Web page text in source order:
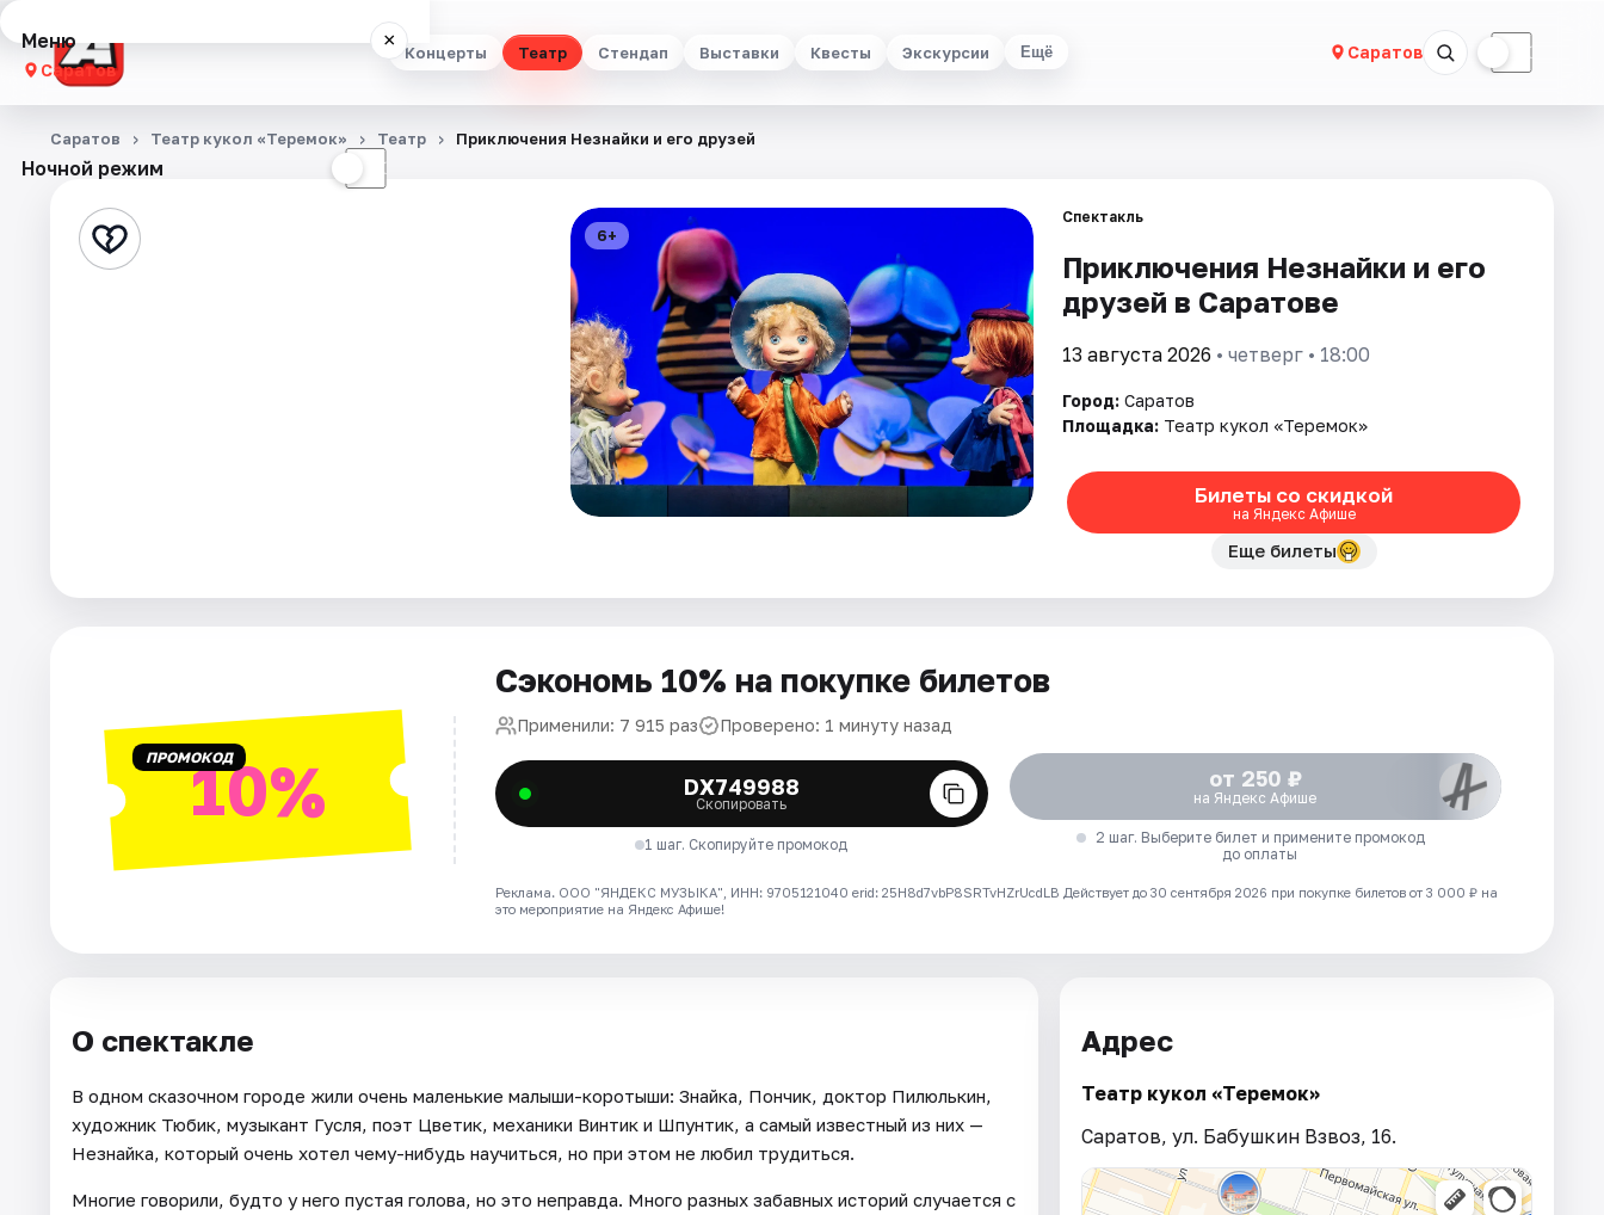
Концерты Театр Стендап Выставки Квесты Экскурсии Ещё Саратов ☾
Меню ×
Саратов
Концерты
Стендап
Площадки
Ночной режим ☾
Саратов Театр кукол «Теремок» Театр Приключения Незнайки и его друзей
6+
Спектакль
Приключения Незнайки и его
друзей в Саратове
13 августа 2026 • четверг • 18:00
Город: Саратов
Площадка: Театр кукол «Теремок»
Билеты со скидкой
на Яндекс Афише
Еще билеты
ПРОМОКОД10%
Сэкономь 10% на покупке билетов
Применили: 7 915 раз Проверено: 1 минуту назад
DX749988
Скопировать
1 шаг. Скопируйте промокод
от 250 ₽
на Яндекс Афише
2 шаг. Выберите билет и примените промокод
до оплаты
Реклама. ООО "ЯНДЕКС МУЗЫКА", ИНН: 9705121040 erid: 25H8d7vbP8SRTvHZrUcdLB Действует до 30 сентября 2026 при покупке билетов от 3 000 ₽ на
это мероприятие на Яндекс Афише!
О спектакле
В одном сказочном городе жили очень маленькие малыши-коротыши: Знайка, Пончик, доктор Пилюлькин,
художник Тюбик, музыкант Гусля, поэт Цветик, механики Винтик и Шпунтик, а самый известный из них —
Незнайка, который очень хотел чему-нибудь научиться, но при этом не любил трудиться.
Многие говорили, будто у него пустая голова, но это неправда. Много разных забавных историй случается с
Адрес
Театр кукол «Теремок»
Саратов, ул. Бабушкин Взвоз, 16.